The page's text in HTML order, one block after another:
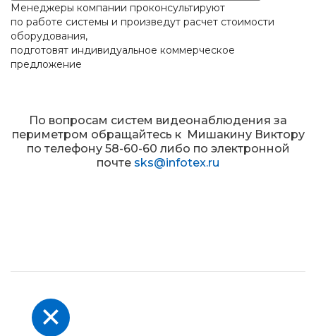
Менеджеры компании проконсультируют
по работе системы и произведут расчет стоимости
оборудования,
подготовят индивидуальное коммерческое
предложение
По вопросам систем видеонаблюдения за
периметром обращайтесь к Мишакину Виктору
по телефону 58-60-60 либо по электронной
почте sks@infotex.ru